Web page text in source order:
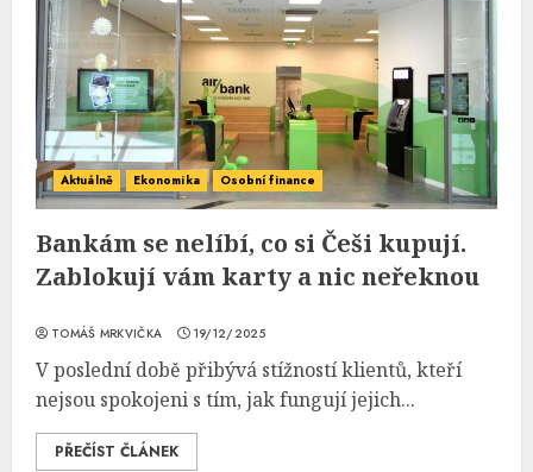
Aktuálně Ekonomika Osobní finance
Bankám se nelíbí, co si Češi kupují.
Zablokují vám karty a nic neřeknou
TOMÁŠ MRKVIČKA 19/12/2025
V poslední době přibývá stížností klientů, kteří
nejsou spokojeni s tím, jak fungují jejich...
PŘEČÍST ČLÁNEK